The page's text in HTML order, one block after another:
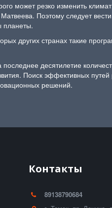
может резко изменить
Поэтому следует
планеты.
других странах такие
десятилетие
Поиск эффективных
решений.
Контакты
89138790684